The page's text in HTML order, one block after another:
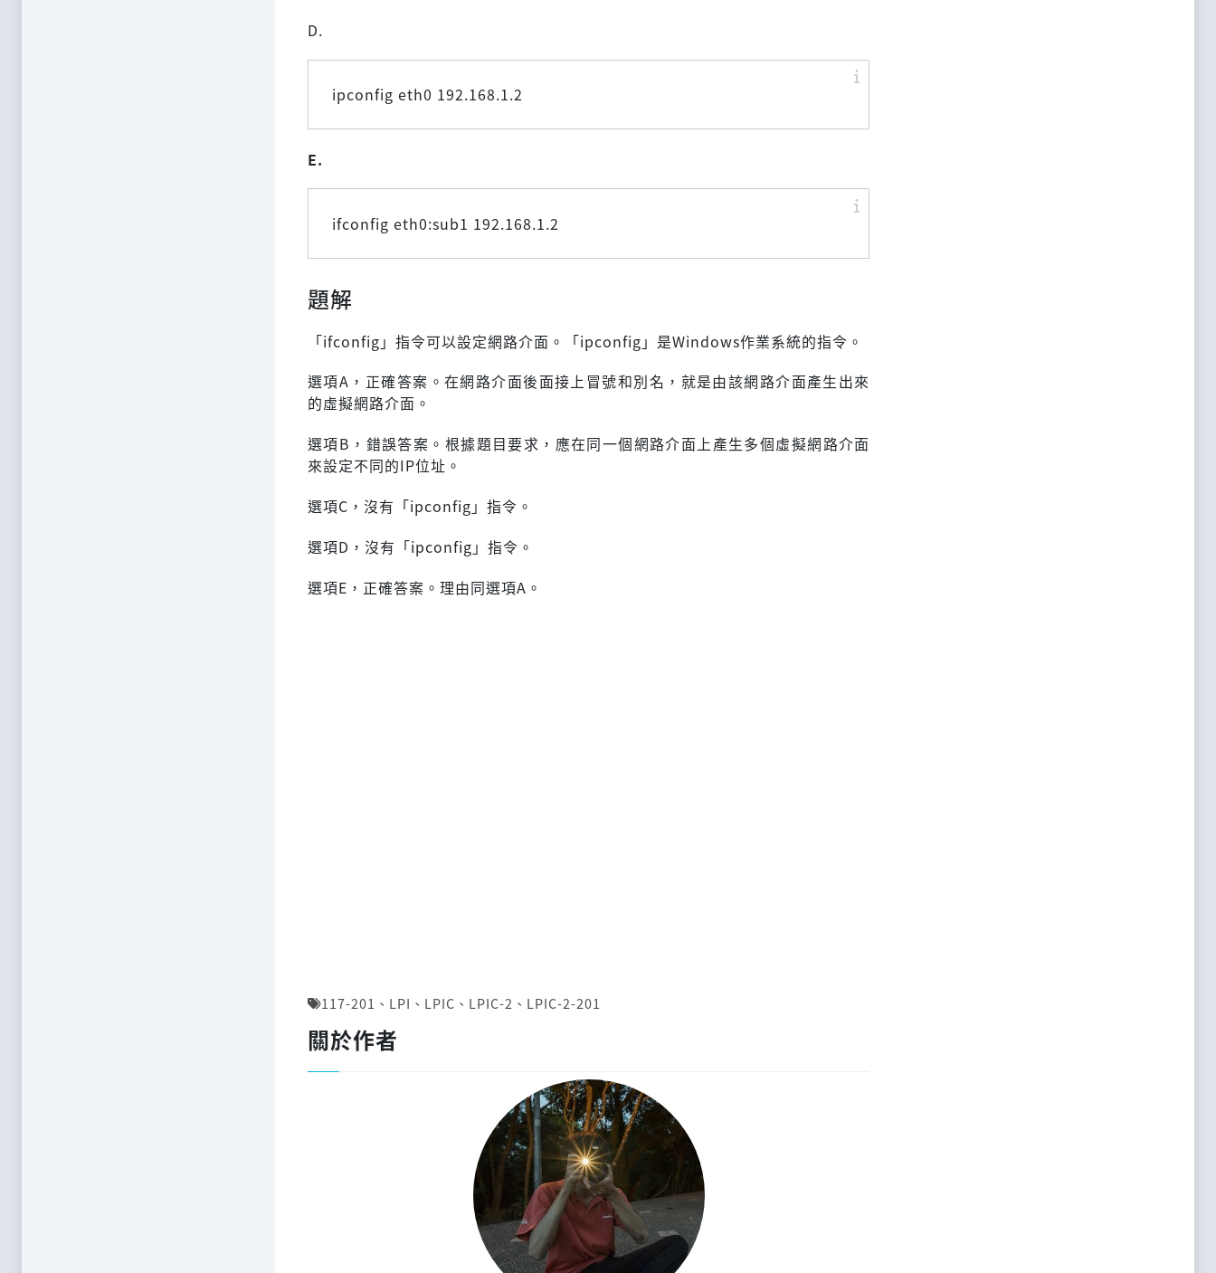
D.
ipconfig eth0 192.168.1.2
E.
ifconfig eth0:sub1 192.168.1.2
題解
「ifconfig」指令可以設定網路介面。「ipconfig」是Windows作業系統的指令。
選項A，正確答案。在網路介面後面接上冒號和別名，就是由該網路介面產生出來
的虛擬網路介面。
選項B，錯誤答案。根據題目要求，應在同一個網路介面上產生多個虛擬網路介面
來設定不同的IP位址。
選項C，沒有「ipconfig」指令。
選項D，沒有「ipconfig」指令。
選項E，正確答案。理由同選項A。
117-201 、 LPI 、 LPIC 、 LPIC-2 、 LPIC-2-201
關於作者